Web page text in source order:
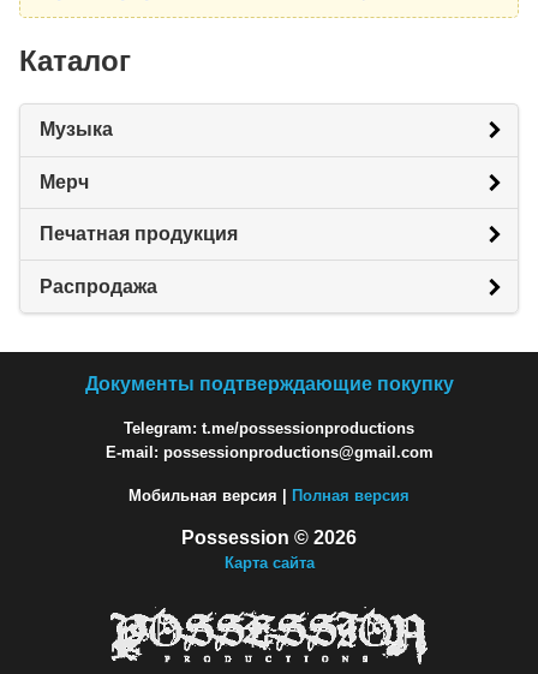
Каталог
Музыка
Мерч
Печатная продукция
Распродажа
Документы подтверждающие покупку
Telegram: t.me/possessionproductions
E-mail: possessionproductions@gmail.com
Мобильная версия | Полная версия
Possession © 2026
Карта сайта